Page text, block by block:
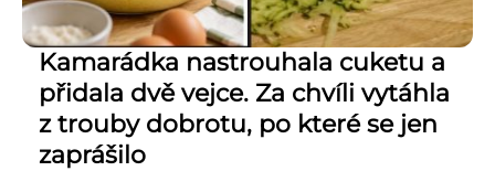
Kamarádka nastrouhala cuketu a
přidala dvě vejce. Za chvíli vytáhla
z trouby dobrotu, po které se jen
zaprášilo